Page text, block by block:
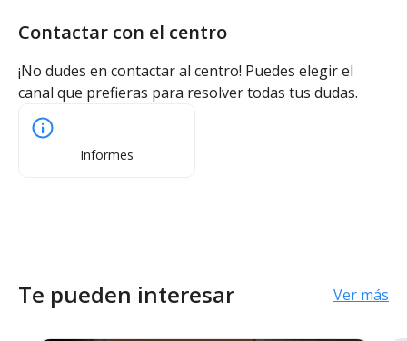
Contactar con el centro
¡No dudes en contactar al centro! Puedes elegir el
canal que prefieras para resolver todas tus dudas.
Informes
Te pueden interesar Ver más